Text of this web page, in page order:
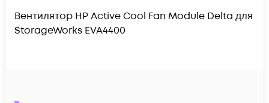
Вентилятор HP Active Cool Fan Module Delta для
StorageWorks EVA4400